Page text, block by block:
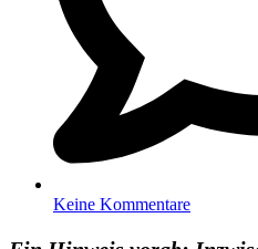
Keine Kommentare